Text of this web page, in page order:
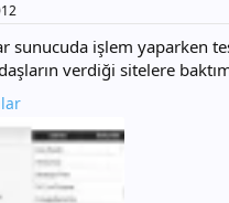
sunucuda işlem yaparken
verdiği sitelere